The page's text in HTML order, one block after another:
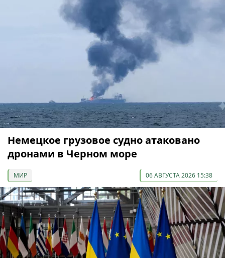
Немецкое грузовое судно атаковано
дронами в Черном море
МИР 06 АВГУСТА 2026 15:38